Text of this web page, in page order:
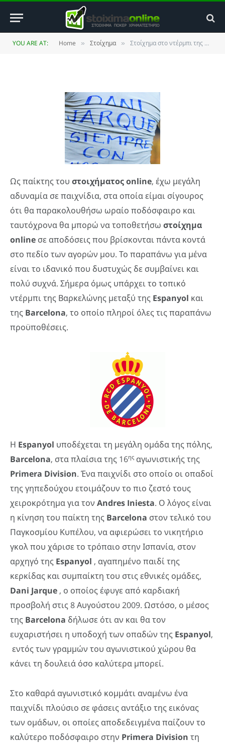
YOU ARE AT: Home » Στοίχημα » Στοίχημα στο ντέρμπι της Βαρκελώνης
Βαρκελώνης
BY HYBRID TRADER 18 DECEMBER 2010 UPDATED: 4
2 COMMENTS 3 MINS READ
Ως παίκτης του στοιχήματοςonline, έχω μεγάλη
αδυναμία σε παιχνίδια, στα οποία είμαι σίγουρος
ότι θα παρακολουθήσω ωραίο ποδόσφαιρο και
ταυτόχρονα θα μπορώ να τοποθετήσω στοίχημα
online σε αποδόσεις που βρίσκονται πάντα κοντά
στο πεδίο των αγορών μου. Το παραπάνω για μένα
είναι το ιδανικό που δυστυχώς δε συμβαίνει και
πολύ συχνά. Σήμερα όμως υπάρχει το τοπικό
ντέρμπι της Βαρκελώνης μεταξύ της Espanyol και
της Barcelona, το οποίο πληροί όλες τις παραπάνω
προϋποθέσεις.
Η Espanyol υποδέχεται τη μεγάλη ομάδα της πόλης,
Barcelona, στα πλαίσια της 16ης αγωνιστικής της
Primera Division. Ένα παιχνίδι στο οποίο οι οπαδοί
της γηπεδούχου ετοιμάζουν το πιο ζεστό τους
χειροκρότημα για τον Andres Iniesta. Ο λόγος είναι
η κίνηση του παίκτη της Barcelona στον τελικό του
Παγκοσμίου Κυπέλου, να αφιερώσει το νικητήριο
γκολ που χάρισε το τρόπαιο στην Ισπανία, στον
αρχηγό της Espanyol , αγαπημένο παιδί της
κερκίδας και συμπαίκτη του στις εθνικές ομάδες,
Dani Jarque , ο οποίος έφυγε από καρδιακή
προσβολή στις 8 Αυγούστου 2009. Ωστόσο, ο μέσος
της Barcelona δήλωσε ότι αν και θα τον
ευχαριστήσει η υποδοχή των οπαδών της Espanyol,
εντός των γραμμών του αγωνιστικού χώρου θα
κάνει τη δουλειά όσο καλύτερα μπορεί.
Στο καθαρά αγωνιστικό κομμάτι αναμένω ένα
παιχνίδι πλούσιο σε φάσεις αντάξιο της εικόνας
των ομάδων, οι οποίες αποδεδειγμένα παίζουν το
καλύτερο ποδόσφαιρο στην Primera Division τη